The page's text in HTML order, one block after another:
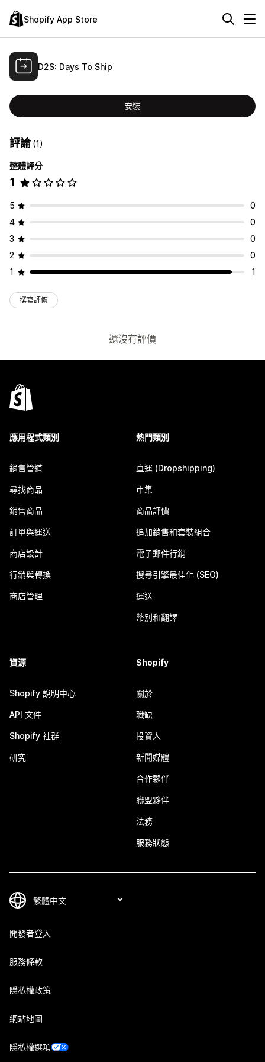
Shopify App Store
D2S: Days To Ship
安裝
評論(1)
整體評分
1
5
0
4
0
3
0
2
0
1
1
撰寫評價
還沒有評價
應用程式類別
銷售管道
尋找商品
銷售商品
訂單與運送
商店設計
行銷與轉換
商店管理
熱門類別
直運 (Dropshipping)
市集
商品評價
追加銷售和套裝組合
電子郵件行銷
搜尋引擎最佳化 (SEO)
運送
幣別和翻譯
資源
Shopify 說明中心
API 文件
Shopify 社群
研究
Shopify
關於
職缺
投資人
新聞媒體
合作夥伴
聯盟夥伴
法務
服務狀態
開發者登入
服務條款
隱私權政策
網站地圖
隱私權選項